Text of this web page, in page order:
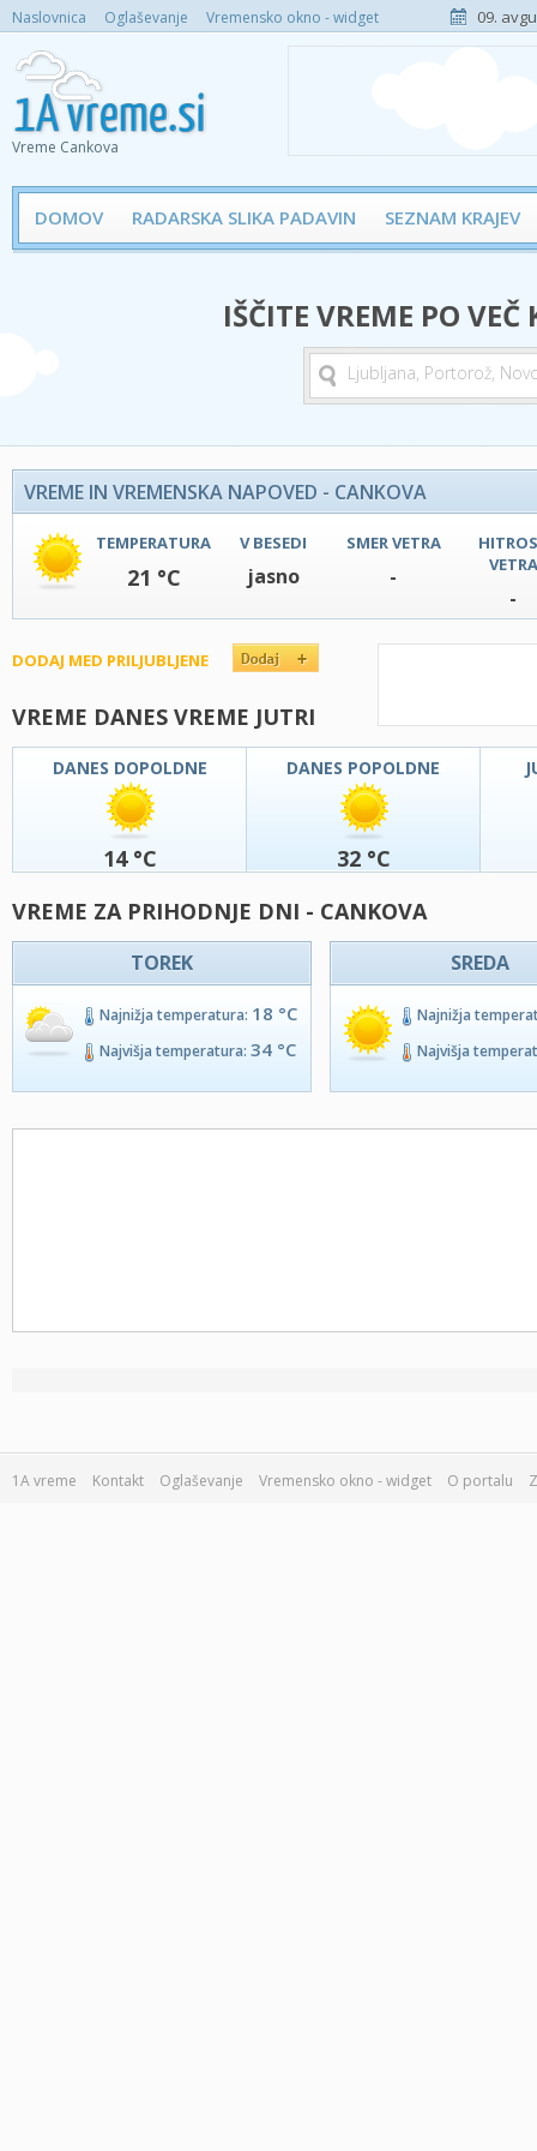
Naslovnica Oglaševanje Vremensko okno - widget 09.
Vreme Cankova
DOMOV RADARSKA SLIKA PADAVIN SEZNAM KRAJEV
IŠČITE VREME PO
VREME IN VREMENSKA NAPOVED - CANKOVA
TEMPERATURA
21 °C
V BESEDI
jasno
SMER VETRA
-
VETRA
-
DODAJ MED PRILJUBLJENE
VREME DANES VREME JUTRI
DANES DOPOLDNE
14 °C
DANES POPOLDNE
32 °C
VREME ZA PRIHODNJE DNI - CANKOVA
TOREK
Najnižja temperatura: 18 °C
Najvišja temperatura: 34 °C
SREDA
Najnižja
Najvišja
1A vreme Kontakt Oglaševanje Vremensko okno - widget O portalu